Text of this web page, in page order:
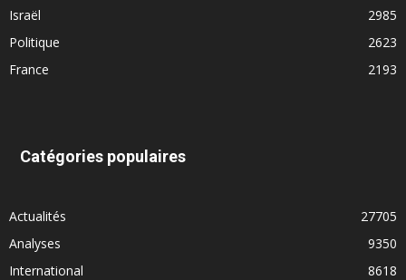
Israël
2985
Politique
2623
France
2193
Catégories populaires
Actualités
27705
Analyses
9350
International
8618